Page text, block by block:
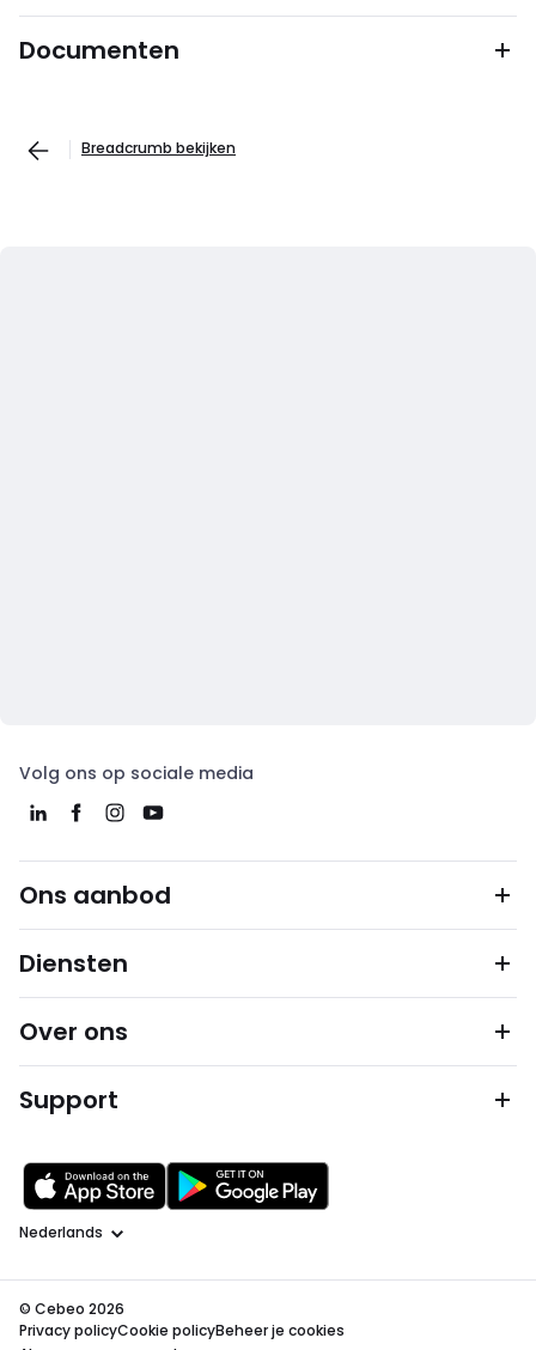
Documenten
Breadcrumb bekijken
Volg ons op sociale media
Ons aanbod
Diensten
Over ons
Support
Taal
© Cebeo 2026
Privacy policyCookie policyBeheer je cookies